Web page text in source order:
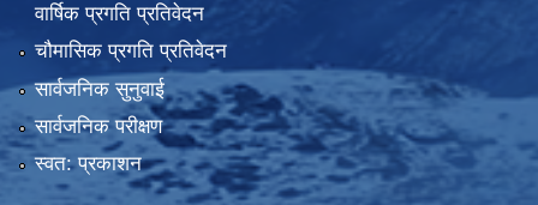
वार्षिक प्रगति प्रतिवेदन
चौमासिक प्रगति प्रतिवेदन
सार्वजनिक सुनुवाई
सार्वजनिक परीक्षण
स्वत: प्रकाशन